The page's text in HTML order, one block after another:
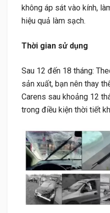
không áp sát vào kính,
hiệu quả làm sạch.
Thời gian sử dụng
Sau 12 đến 18 tháng:
sản xuất, bạn nên thay
Carens sau khoảng 12
trong điều kiện thời tiết